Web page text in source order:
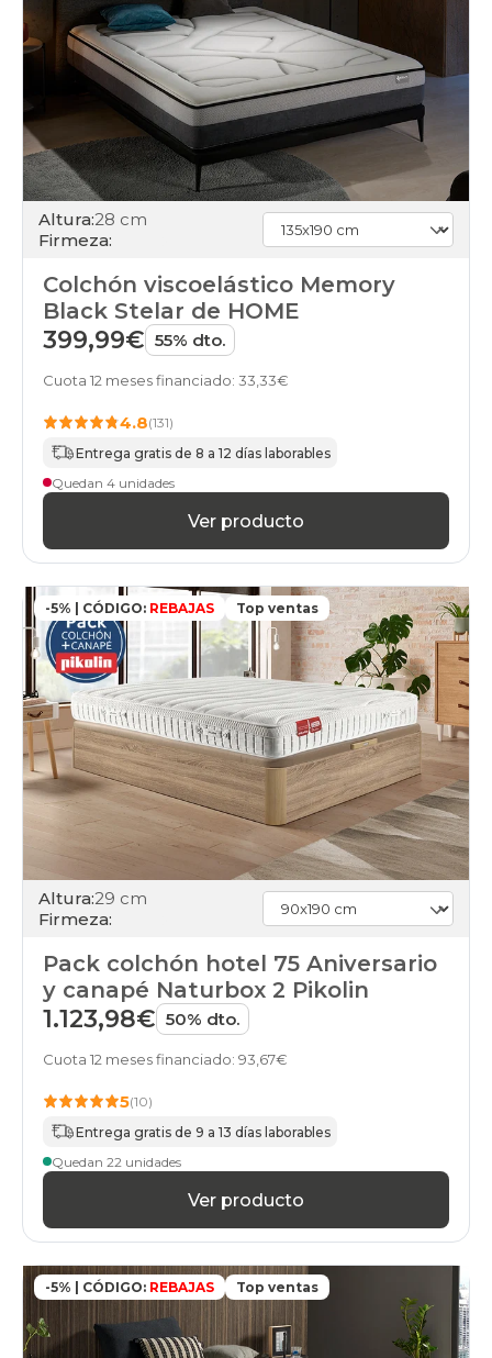
Altura:28 cm
Firmeza:
Colchón viscoelástico Memory
Black Stelar de HOME
399,99€ 55% dto.
Cuota 12 meses financiado: 33,33€
4.8(131)
Entrega gratis de 8 a 12 días laborables
Quedan 4 unidades
Ver producto
-5% | CÓDIGO: REBAJAS Top ventas
Altura:29 cm
Firmeza:
Pack colchón hotel 75 Aniversario
y canapé Naturbox 2 Pikolin
1.123,98€ 50% dto.
Cuota 12 meses financiado: 93,67€
5(10)
Entrega gratis de 9 a 13 días laborables
Quedan 22 unidades
Ver producto
-5% | CÓDIGO: REBAJAS Top ventas